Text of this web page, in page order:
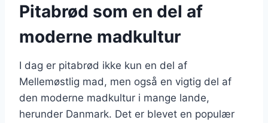
Pitabrød som en del af
moderne madkultur
I dag er pitabrød ikke kun en del af
Mellemøstlig mad, men også en vigtig del af
den moderne madkultur i mange lande,
herunder Danmark. Det er blevet en populær